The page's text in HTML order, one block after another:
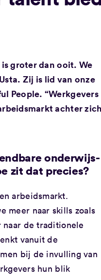
groter dan ooit. We
Zij is lid van onze
People. “Werkgevers
achter
onderwijs-
zit dat precies?
arbeidsmarkt.
meer naar skills zoals
de traditionele
vanuit de
bij de invulling van
hun blik